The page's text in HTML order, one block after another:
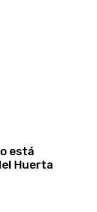
está
Huerta